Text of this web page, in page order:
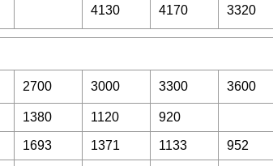
4130 4170 3320
2700 3000 3300 3600
1380 1120 920
1693 1371 1133 952